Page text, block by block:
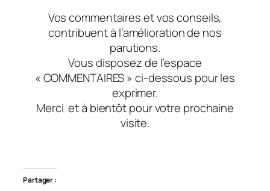
Vos commentaires et vos conseils,
contribuent à l’amélioration de nos
parutions.
Vous disposez de l’espace
« COMMENTAIRES » ci-dessous pour les
exprimer.
Merci et à bientôtpour votre prochaine
visite.
Partager :